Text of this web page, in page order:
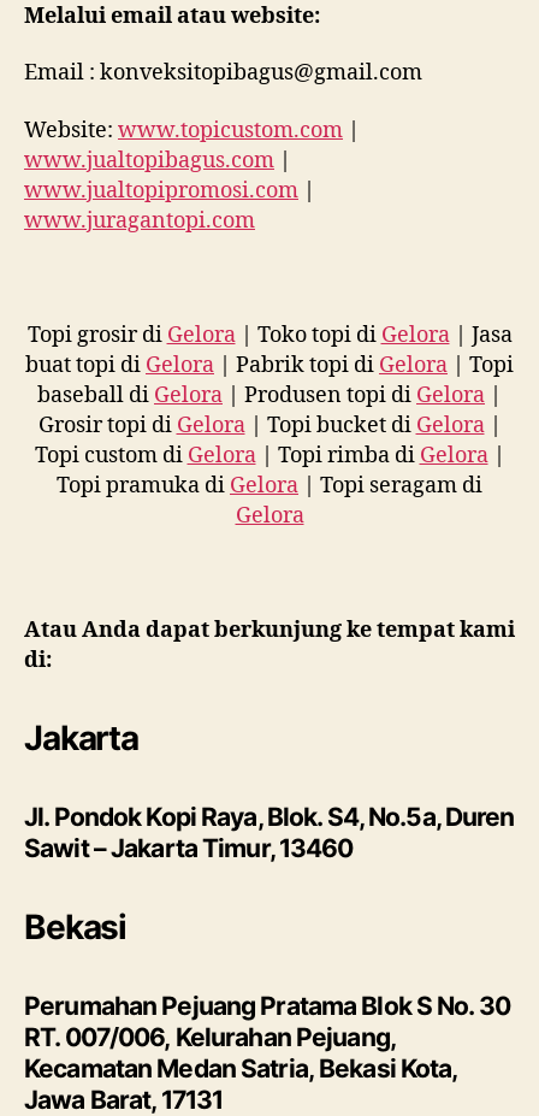
Melalui email atau website:
Email : konveksitopibagus@gmail.com
Website: www.topicustom.com |
www.jualtopibagus.com |
www.jualtopipromosi.com |
www.juragantopi.com
Topi grosir di Gelora| Toko topi di Gelora| Jasa
buat topi di Gelora | Pabrik topi di Gelora | Topi
baseball di Gelora | Produsen topi di Gelora |
Grosir topi di Gelora| Topi bucket di Gelora|
Topi custom di Gelora| Topi rimba di Gelora|
Topi pramuka di Gelora | Topi seragam di
Gelora
Atau Anda dapat berkunjung ke tempat kami
di:
Jakarta
Jl. Pondok Kopi Raya, Blok. S4, No.5a, Duren
Sawit – Jakarta Timur, 13460
Bekasi
Perumahan Pejuang Pratama Blok S No. 30
RT. 007/006, Kelurahan Pejuang,
Kecamatan Medan Satria, Bekasi Kota,
Jawa Barat, 17131